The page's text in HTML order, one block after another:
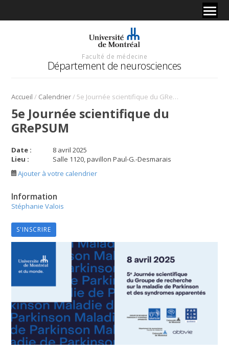
Faculté de médecine
Département de neurosciences
Accueil / Calendrier/ 5e Journée scientifique du GRePSUM
5e Journée scientifique du
GRePSUM
Date :
8 avril 2025
Lieu :
Salle 1120, pavillon Paul-G.-Desmarais
Ajouter à votre calendrier
Information
Stéphanie Valois
S'INSCRIRE